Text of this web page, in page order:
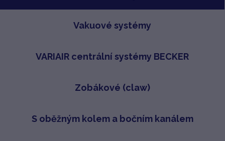
Vakuové systémy
VARIAIR centrální systémy BECKER
Zobákové (claw)
S oběžným kolem a bočním kanálem